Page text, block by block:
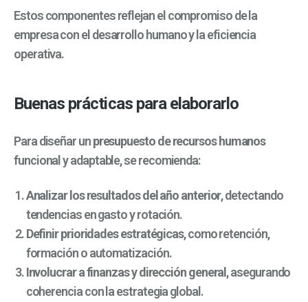
Estos componentes reflejan el compromiso de la
empresa con el desarrollo humano y la eficiencia
operativa.
Buenas prácticas para elaborarlo
Para diseñar unpresupuesto de recursos humanos
funcional y adaptable, se recomienda:
Analizar los resultados del año anterior, detectando
tendencias en gasto y rotación.
Definir prioridades estratégicas, como retención,
formación o automatización.
Involucrar a finanzas y dirección general, asegurando
coherencia con la estrategia global.